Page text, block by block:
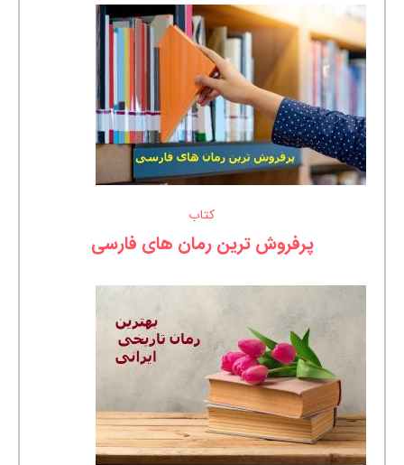
کتاب
پرفروش ترین رمان های فارسی